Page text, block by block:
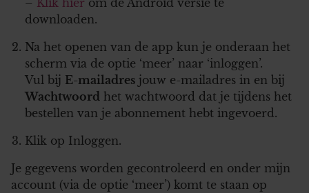
downloaden.
Na het openen van de app kun je onderaan het
scherm via de optie ‘meer’ naar ‘inloggen’.
Vul bij E-mailadres jouw e-mailadres in en bij
Wachtwoord het wachtwoord dat je tijdens het
bestellen van je abonnement hebt ingevoerd.
Klik op Inloggen.
Je gegevens worden gecontroleerd en onder mijn
account (via de optie ‘meer’) komt te staan op